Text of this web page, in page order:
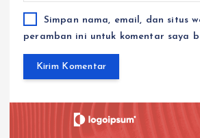
Simpan nama, email, dan situs
peramban ini untuk komentar saya